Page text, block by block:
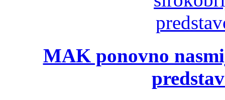
MAK ponovno